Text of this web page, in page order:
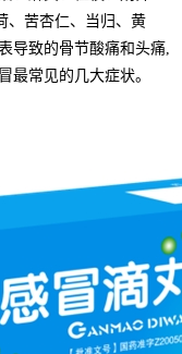
、苦杏仁、当归、黄
导致的骨节酸痛和头痛,
最常见的几大症状。